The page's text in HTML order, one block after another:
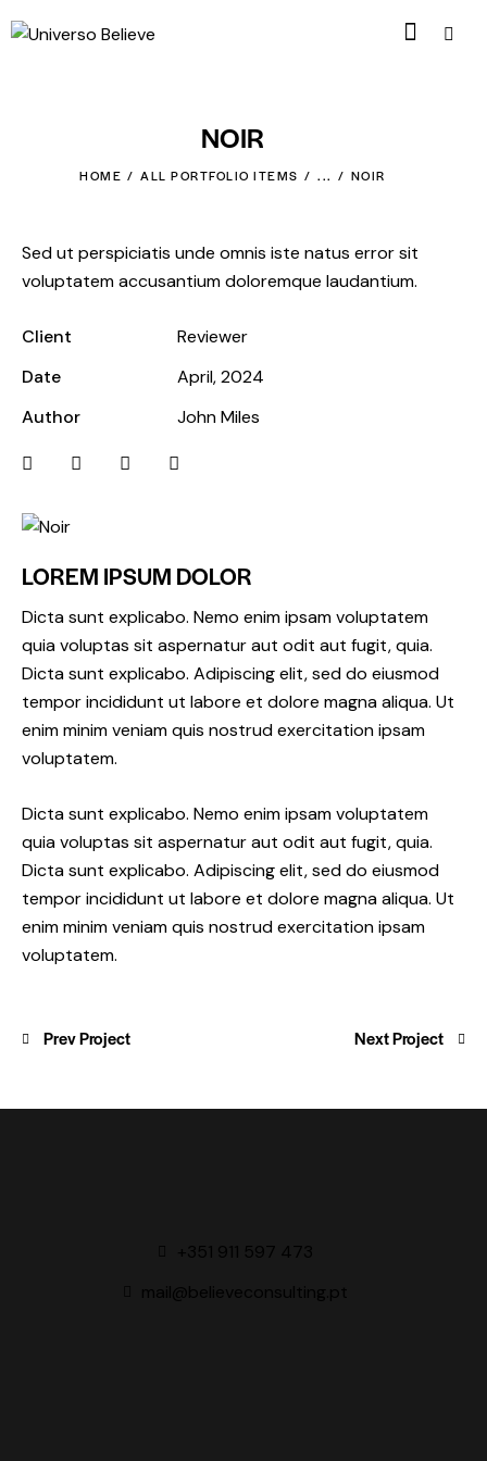
NOIR
HOME ALL PORTFOLIO ITEMS ... NOIR
LOREM IPSUM DOLOR
Dicta sunt explicabo. Nemo enim ipsam voluptatem
quia voluptas sit aspernatur aut odit aut fugit, quia.
Dicta sunt explicabo. Adipiscing elit, sed do eiusmod
tempor incididunt ut labore et dolore magna aliqua. Ut
enim minim veniam quis nostrud exercitation ipsam
voluptatem.
Dicta sunt explicabo. Nemo enim ipsam voluptatem
quia voluptas sit aspernatur aut odit aut fugit, quia.
Dicta sunt explicabo. Adipiscing elit, sed do eiusmod
tempor incididunt ut labore et dolore magna aliqua. Ut
enim minim veniam quis nostrud exercitation ipsam
voluptatem.
Sed ut perspiciatis unde omnis iste natus error sit
voluptatem accusantium doloremque laudantium.
Client
Reviewer
Date
April, 2024
Author
John Miles
Prev Project Next Project
+351 911 597 473
mail@believeconsulting.pt